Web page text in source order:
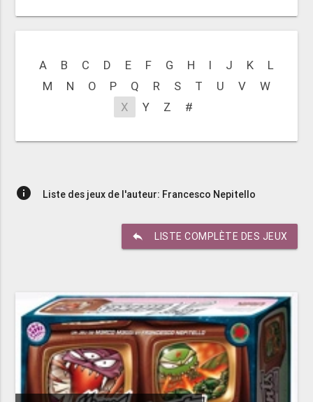
A B C D E F G H I J K
L
M
N O P Q R S T U V
W
X
Y Z #
info Liste des jeux de l'auteur: Francesco Nepitello
reply LISTE COMPLÈTE DES JEUX